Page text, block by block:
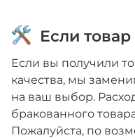
Если
Если вы получили
качества, мы
на ваш выбор.
бракованного
Пожалуйста, по